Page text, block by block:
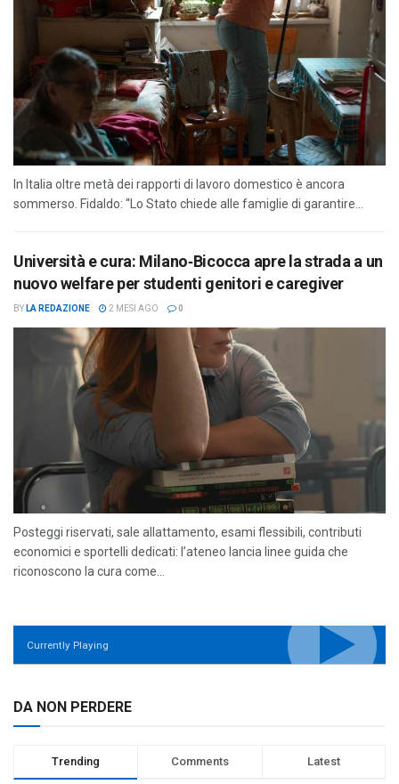
In Italia oltre metà dei rapporti di lavoro domestico è ancora
sommerso. Fidaldo: “Lo Stato chiede alle famiglie di garantire...
Università e cura: Milano‑Bicocca apre la strada a un
nuovo welfare per studenti genitori e caregiver
BY LA REDAZIONE 2 MESI AGO 0
Posteggi riservati, sale allattamento, esami flessibili, contributi
economici e sportelli dedicati: l’ateneo lancia linee guida che
riconoscono la cura come...
Currently Playing
DA NON PERDERE
Trending Comments Latest